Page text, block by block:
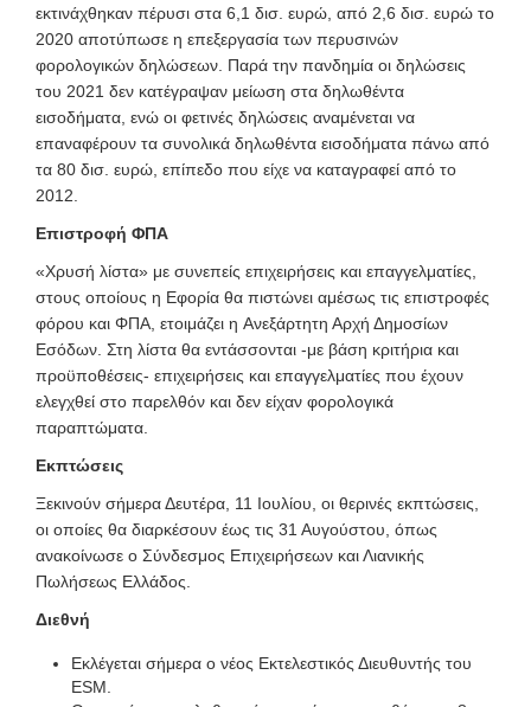
εκτινάχθηκαν πέρυσι στα 6,1 δισ. ευρώ, από 2,6 δισ. ευρώ το
2020 αποτύπωσε η επεξεργασία των περυσινών
φορολογικών δηλώσεων. Παρά την πανδημία οι δηλώσεις
του 2021 δεν κατέγραψαν μείωση στα δηλωθέντα
εισοδήματα, ενώ οι φετινές δηλώσεις αναμένεται να
επαναφέρουν τα συνολικά δηλωθέντα εισοδήματα πάνω από
τα 80 δισ. ευρώ, επίπεδο που είχε να καταγραφεί από το
2012.
Επιστροφή ΦΠΑ
«Χρυσή λίστα» με συνεπείς επιχειρήσεις και επαγγελματίες,
στους οποίους η Eφορία θα πιστώνει αμέσως τις επιστροφές
φόρου και ΦΠΑ, ετοιμάζει η Ανεξάρτητη Αρχή Δημοσίων
Εσόδων. Στη λίστα θα εντάσσονται -με βάση κριτήρια και
προϋποθέσεις- επιχειρήσεις και επαγγελματίες που έχουν
ελεγχθεί στο παρελθόν και δεν είχαν φορολογικά
παραπτώματα.
Εκπτώσεις
Ξεκινούν σήμερα Δευτέρα, 11 Ιουλίου, οι θερινές εκπτώσεις,
οι οποίες θα διαρκέσουν έως τις 31 Αυγούστου, όπως
ανακοίνωσε ο Σύνδεσμος Επιχειρήσεων και Λιανικής
Πωλήσεως Ελλάδος.
Διεθνή
Εκλέγεται σήμερα ο νέος Εκτελεστικός Διευθυντής του
ESM.